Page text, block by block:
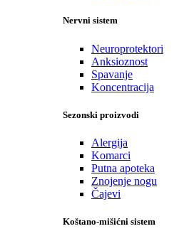
Nervni sistem
Neuroprotektori
Anksioznost
Spavanje
Koncentracija
Sezonski proizvodi
Alergija
Komarci
Putna apoteka
Znojenje nogu
Čajevi
Koštano-mišićni sistem